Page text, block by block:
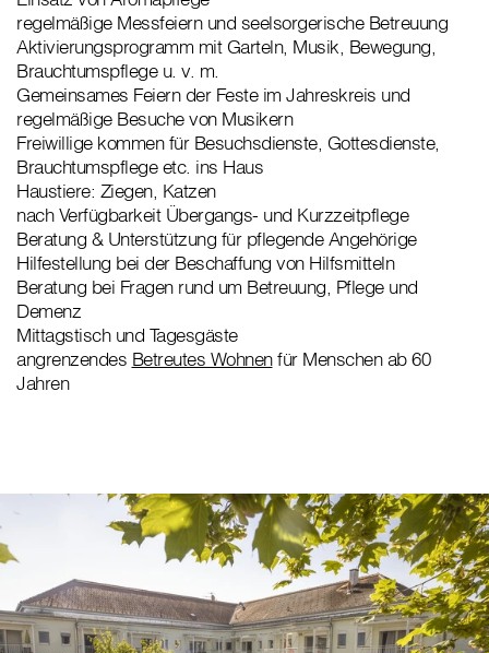
regelmäßige Messfeiern und seelsorgerische Betreuung
Aktivierungsprogramm mit Garteln, Musik, Bewegung,
Brauchtumspflege u. v. m.
Gemeinsames Feiern der Feste im Jahreskreis und
regelmäßige Besuche von Musikern
Freiwillige kommen für Besuchsdienste, Gottesdienste,
Brauchtumspflege etc. ins Haus
Haustiere: Ziegen, Katzen
nach Verfügbarkeit Übergangs- und Kurzzeitpflege
Beratung & Unterstützung für pflegende Angehörige
Hilfestellung bei der Beschaffung von Hilfsmitteln
Beratung bei Fragen rund um Betreuung, Pflege und
Demenz
Mittagstisch und Tagesgäste
angrenzendes Betreutes Wohnenfür Menschen ab 60
Jahren